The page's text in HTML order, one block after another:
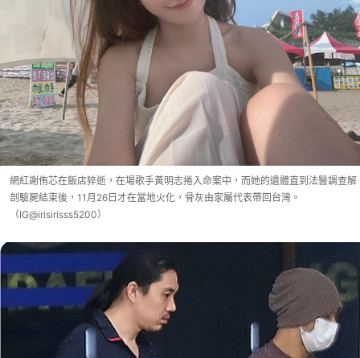
網紅謝侑芯在飯店猝逝，在場歌手黃明志捲入命案中，而她的遺體直到法醫調查解
剖驗屍結束後，11月26日才在當地火化，骨灰由家屬代表帶回台灣。
（IG@irisirisss5200）